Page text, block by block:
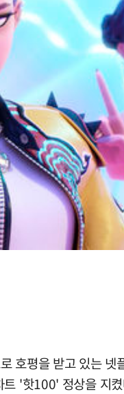
호평을 받고 있는
'핫100' 정상을 지